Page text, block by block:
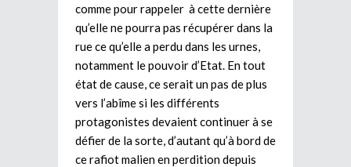
comme pour rappeler à cette dernière
qu’elle ne pourra pas récupérer dans la
rue ce qu’elle a perdu dans les urnes,
notamment le pouvoir d’Etat. En tout
état de cause, ce serait un pas de plus
vers l’abîme si les différents
protagonistes devaient continuer à se
défier de la sorte, d’autant qu’à bord de
ce rafiot malien en perdition depuis